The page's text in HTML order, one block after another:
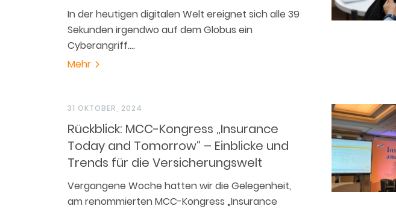
In der heutigen digitalen Welt ereignet sich alle 39
Sekunden irgendwo auf dem Globus ein
Cyberangriff.…
Mehr
31 OKTOBER, 2024
Rückblick: MCC-Kongress „Insurance
Today and Tomorrow“ – Einblicke und
Trends für die Versicherungswelt
Vergangene Woche hatten wir die Gelegenheit,
am renommierten MCC-Kongress „Insurance